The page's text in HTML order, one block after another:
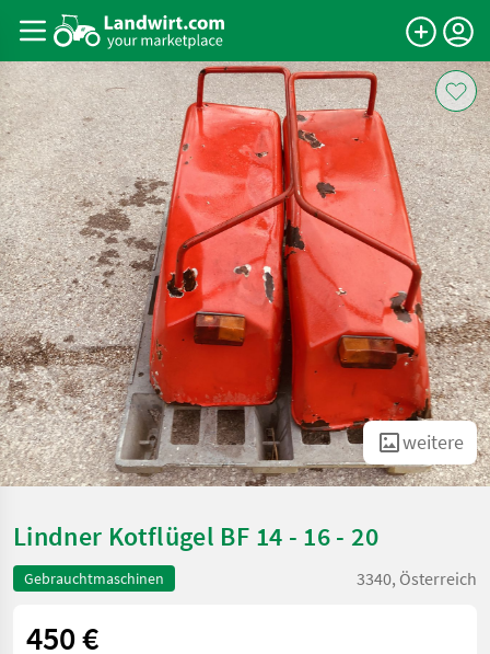
weitere
Lindner Kotflügel BF 14 - 16 - 20
Gebrauchtmaschinen 3340, Österreich
450 €